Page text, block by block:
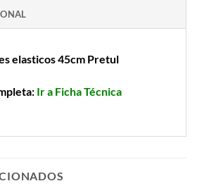
elasticos 45cm Pretul
Ir a Ficha Técnica